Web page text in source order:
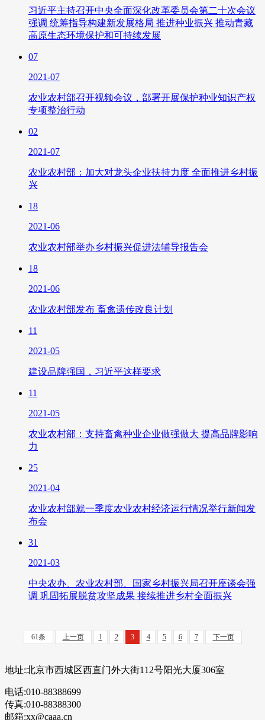
习近平主持召开中央全面深化改革委员会第二十次会议
强调 统筹指导构建新发展格局 推进种业振兴 推动青藏
高原生态环境保护和可持续发展
07
2021-07
农业农村部召开视频会议，部署开展保护种业知识产权
专项整治行动
02
2021-07
农业农村部：加大对龙头企业扶持力度 全面推进乡村振
兴
18
2021-06
农业农村部举办乡村振兴促进法辅导报告会
18
2021-06
农业农村部发布 畜禽遗传改良计划
11
2021-05
建设品牌强国，习近平这样要求
11
2021-05
农业农村部：支持畜禽种业企业做强做大 提高品牌影响
力
25
2021-04
农业农村部就一季度农业农村经济运行情况举行新闻发
布会
31
2021-03
中央农办、农业农村部、国家乡村振兴局召开座谈会强
调 巩固拓展脱贫攻坚成果 接续推进乡村全面振兴
61条 上一页 1 2 3 4 5 6 7 下一页
地址:北京市西城区西直门外大街112号阳光大厦306室
电话:010-88388699
传真:010-88388300
邮箱:xx@caaa.cn